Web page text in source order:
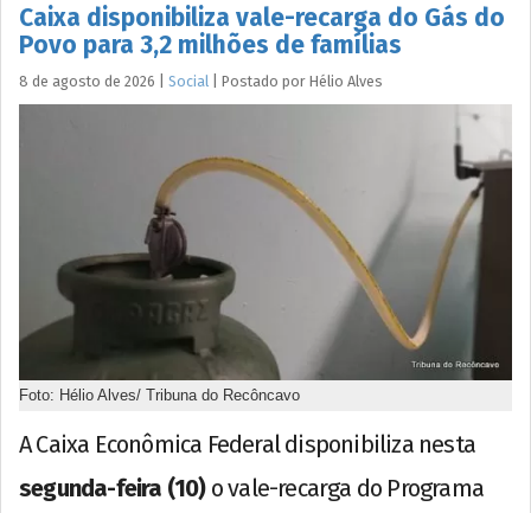
Caixa disponibiliza vale-recarga do Gás do
Povo para 3,2 milhões de famílias
8 de agosto de 2026 Social Postado por Hélio Alves
Foto: Hélio Alves/ Tribuna do Recôncavo
A Caixa Econômica Federal disponibiliza nesta
segunda-feira (10)o vale-recarga do Programa